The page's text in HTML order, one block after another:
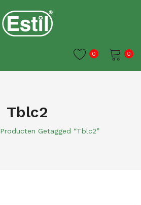
0
0
Tblc2
Producten Getagged “tblc2”